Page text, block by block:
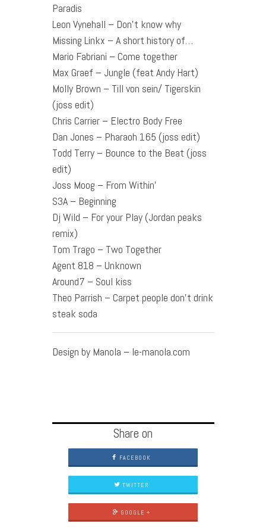
Paradis
Leon Vynehall – Don’t know why
Missing Linkx – A short history of…
Mario Fabriani – Come together
Max Graef – Jungle (feat Andy Hart)
Molly Brown – Till von sein/ Tigerskin
(joss edit)
Chris Carrier – Electro Body Free
Dan Jones – Pharaoh 165 (joss edit)
Todd Terry – Bounce to the Beat (joss
edit)
Joss Moog – From Within’
S3A – Beginning
Dj Wild – For your Play (Jordan peaks
remix)
Tom Trago – Two Together
Agent 818 – Unknown
Around7 – Soul kiss
Theo Parrish – Carpet people don’t drink
steak soda
Design by Manola – le-manola.com
Share on
FACEBOOK
TWITTER
GOOGLE +